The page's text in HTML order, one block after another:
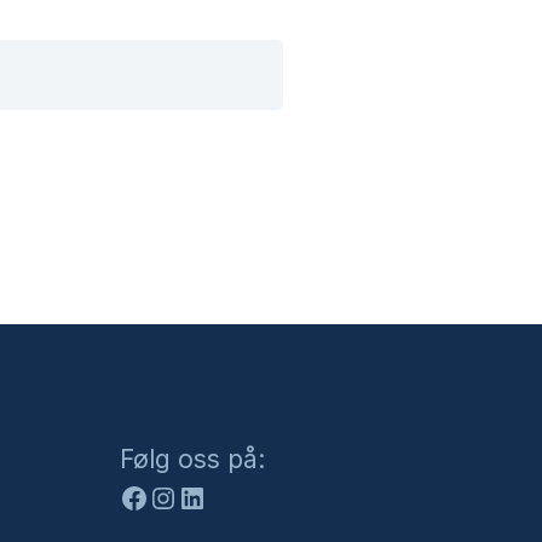
Følg oss på:
Facebook
Instagram
LinkedIn